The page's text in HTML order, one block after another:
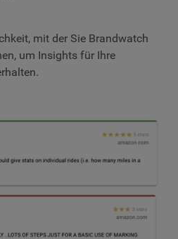
mit der Sie Brandwatch
um Insights für Ihre